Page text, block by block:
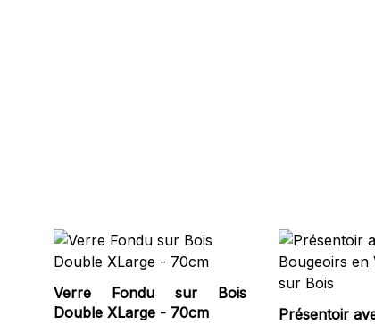
Verre Fondu sur Bois
Double XLarge - 70cm
Présentoir